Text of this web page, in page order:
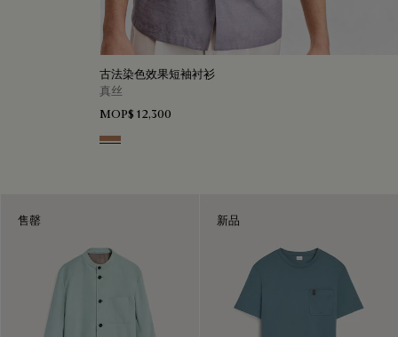
古法染色效果短袖衬衫
真丝
MOP$ 12,300
Toffee Mist Patina
售罄 新品